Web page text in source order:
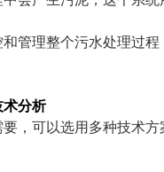
管理整个污水处理过
术分析
，可以选用多种技术